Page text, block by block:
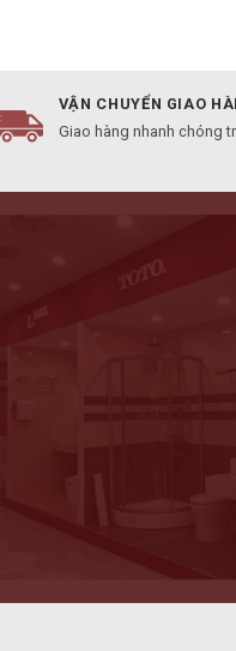
VẬN CHUYỂN GIAO
Giao hàng nhanh chóng